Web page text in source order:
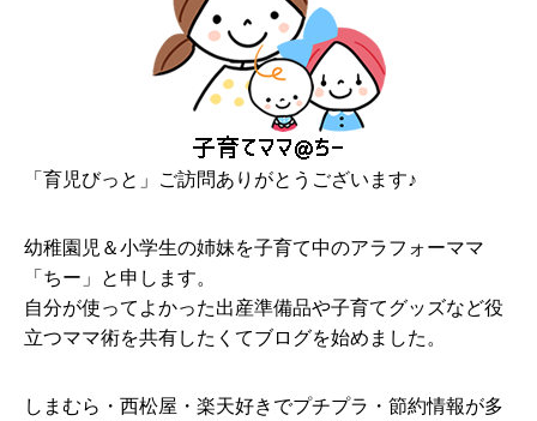
「育児びっと」ご訪問ありがとうございます♪
幼稚園児＆小学生の姉妹を子育て中のアラフォーママ
「ちー」と申します。
自分が使ってよかった出産準備品や子育てグッズなど役
立つママ術を共有したくてブログを始めました。
しまむら・西松屋・楽天好きでプチプラ・節約情報が多